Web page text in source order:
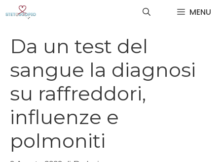
MENU
Da un test del
sangue la diagnosi
su raffreddori,
influenze e
polmoniti